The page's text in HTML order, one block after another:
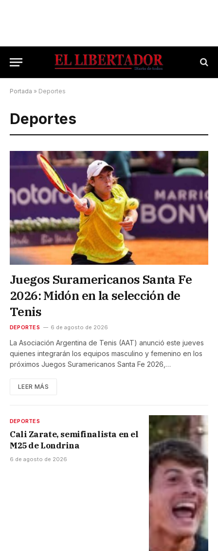
Portada » Deportes
Deportes
Juegos Suramericanos Santa Fe
2026: Midón en la selección de
Tenis
DEPORTES 6 de agosto de 2026
La Asociación Argentina de Tenis (AAT) anunció este jueves
quienes integrarán los equipos masculino y femenino en los
próximos Juegos Suramericanos Santa Fe 2026,…
LEER MÁS
DEPORTES
Cali Zarate, semifinalista en el
M25 de Londrina
6 de agosto de 2026